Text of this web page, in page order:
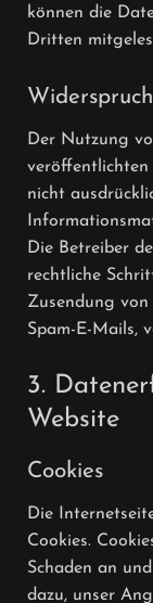
können die
Dritten
Der Nutzung
nicht
Die Betreiber
rechtliche
Zusendung
Spam-E-Mails,
3.
Website
Cookies
Die
Cookies.
Schaden an
dazu, unser